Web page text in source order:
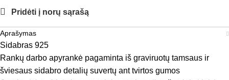
Pridėti į norų sąrašą
Aprašymas
Sidabras 925
Rankų darbo apyrankė pagaminta iš graviruotų tamsaus ir
šviesaus sidabro detalių suvertų ant tvirtos gumos